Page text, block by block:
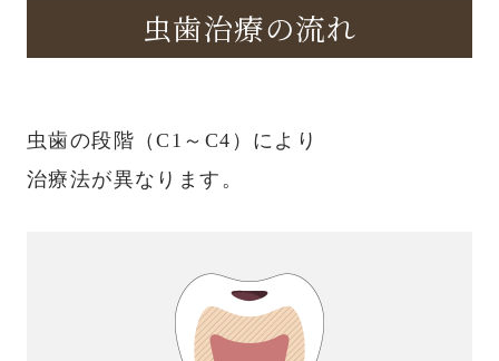
虫歯治療の流れ
虫歯の段階（C1～C4）により
治療法が異なります。